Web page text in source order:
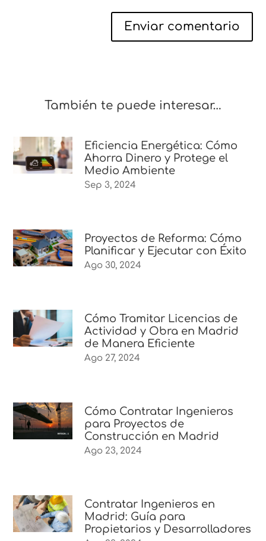
Enviar comentario
También te puede interesar…
Eficiencia Energética: Cómo
Ahorra Dinero y Protege el
Medio Ambiente
Sep 3, 2024
Proyectos de Reforma: Cómo
Planificar y Ejecutar con Éxito
Ago 30, 2024
Cómo Tramitar Licencias de
Actividad y Obra en Madrid
de Manera Eficiente
Ago 27, 2024
Cómo Contratar Ingenieros
para Proyectos de
Construcción en Madrid
Ago 23, 2024
Contratar Ingenieros en
Madrid: Guía para
Propietarios y Desarrolladores